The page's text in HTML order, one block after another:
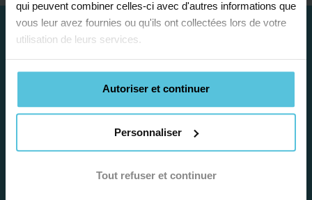
qui peuvent combiner celles-ci avec d'autres informations que
vous leur avez fournies ou qu'ils ont collectées lors de votre
utilisation de leurs services.
Autoriser et continuer
Personnaliser
Tout refuser et continuer